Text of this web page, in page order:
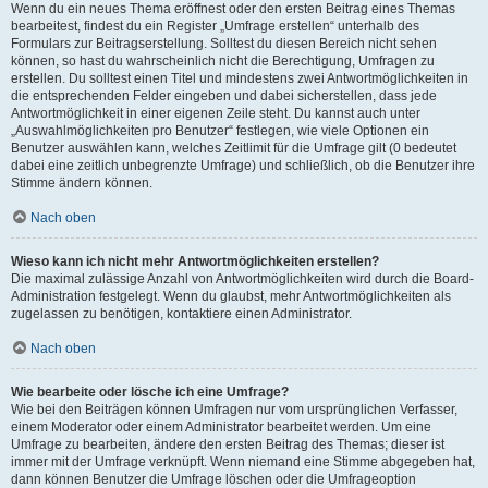
Wenn du ein neues Thema eröffnest oder den ersten Beitrag eines Themas
bearbeitest, findest du ein Register „Umfrage erstellen“ unterhalb des
Formulars zur Beitragserstellung. Solltest du diesen Bereich nicht sehen
können, so hast du wahrscheinlich nicht die Berechtigung, Umfragen zu
erstellen. Du solltest einen Titel und mindestens zwei Antwortmöglichkeiten in
die entsprechenden Felder eingeben und dabei sicherstellen, dass jede
Antwortmöglichkeit in einer eigenen Zeile steht. Du kannst auch unter
„Auswahlmöglichkeiten pro Benutzer“ festlegen, wie viele Optionen ein
Benutzer auswählen kann, welches Zeitlimit für die Umfrage gilt (0 bedeutet
dabei eine zeitlich unbegrenzte Umfrage) und schließlich, ob die Benutzer ihre
Stimme ändern können.
Nach oben
Wieso kann ich nicht mehr Antwortmöglichkeiten erstellen?
Die maximal zulässige Anzahl von Antwortmöglichkeiten wird durch die Board-
Administration festgelegt. Wenn du glaubst, mehr Antwortmöglichkeiten als
zugelassen zu benötigen, kontaktiere einen Administrator.
Nach oben
Wie bearbeite oder lösche ich eine Umfrage?
Wie bei den Beiträgen können Umfragen nur vom ursprünglichen Verfasser,
einem Moderator oder einem Administrator bearbeitet werden. Um eine
Umfrage zu bearbeiten, ändere den ersten Beitrag des Themas; dieser ist
immer mit der Umfrage verknüpft. Wenn niemand eine Stimme abgegeben hat,
dann können Benutzer die Umfrage löschen oder die Umfrageoption